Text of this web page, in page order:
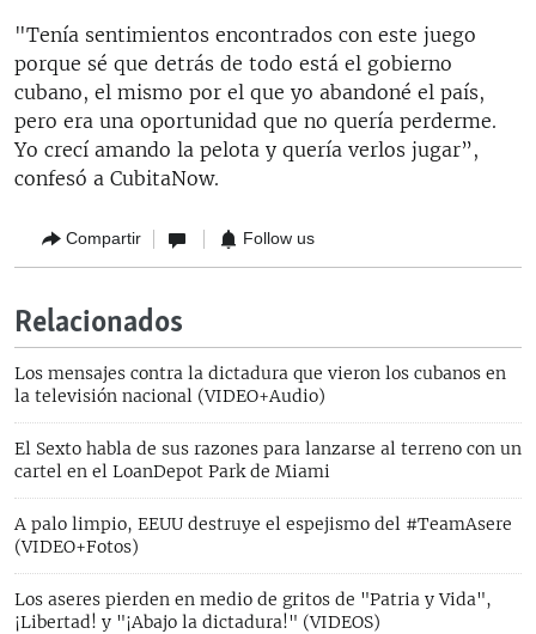
"Tenía sentimientos encontrados con este juego
porque sé que detrás de todo está el gobierno
cubano, el mismo por el que yo abandoné el país,
pero era una oportunidad que no quería perderme.
Yo crecí amando la pelota y quería verlos jugar”,
confesó a CubitaNow.
Compartir Follow us
Relacionados
Los mensajes contra la dictadura que vieron los cubanos en
la televisión nacional (VIDEO+Audio)
El Sexto habla de sus razones para lanzarse al terreno con un
cartel en el LoanDepot Park de Miami
A palo limpio, EEUU destruye el espejismo del #TeamAsere
(VIDEO+Fotos)
Los aseres pierden en medio de gritos de "Patria y Vida",
¡Libertad! y "¡Abajo la dictadura!" (VIDEOS)